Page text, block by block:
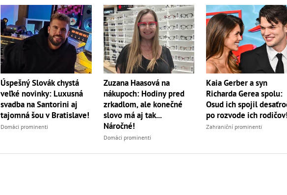
Úspešný Slovák chystá
veľké novinky: Luxusná
svadba na Santorini aj
tajomná šou v Bratislave!
Domáci prominenti
Zuzana Haasová na
nákupoch: Hodiny pred
zrkadlom, ale konečné
slovo má aj tak...
Náročné!
Domáci prominenti
Kaia Gerber a syn
Richarda Gerea spolu:
Osud ich spojil
po rozvode ich
Zahraniční prominenti